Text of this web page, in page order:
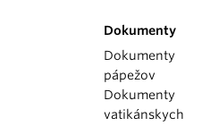
Dokumenty
Dokumenty
pápežov
Dokumenty
vatikánskych